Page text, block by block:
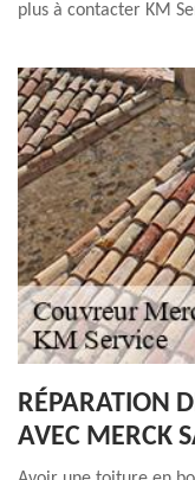
plus à contacter KM
RÉPARATION
AVEC MERCK